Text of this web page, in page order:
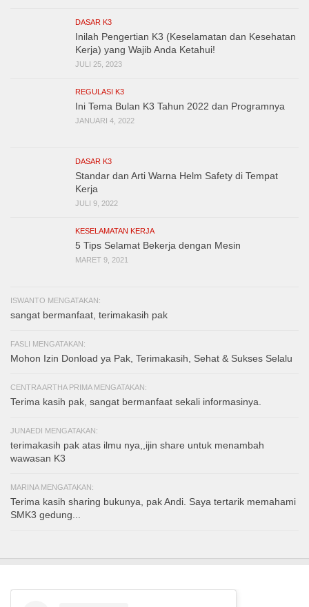
DASAR K3
Inilah Pengertian K3 (Keselamatan dan Kesehatan
Kerja) yang Wajib Anda Ketahui!
JULI 25, 2023
REGULASI K3
Ini Tema Bulan K3 Tahun 2022 dan Programnya
JANUARI 4, 2022
DASAR K3
Standar dan Arti Warna Helm Safety di Tempat
Kerja
JULI 9, 2022
KESELAMATAN KERJA
5 Tips Selamat Bekerja dengan Mesin
MARET 9, 2021
ISWANTO MENGATAKAN:
sangat bermanfaat, terimakasih pak
FASLI MENGATAKAN:
Mohon Izin Donload ya Pak, Terimakasih, Sehat & Sukses Selalu
CENTRA ARTHA PRIMA MENGATAKAN:
Terima kasih pak, sangat bermanfaat sekali informasinya.
JUNAEDI MENGATAKAN:
terimakasih pak atas ilmu nya,,ijin share untuk menambah
wawasan K3
MARINA MENGATAKAN:
Terima kasih sharing bukunya, pak Andi. Saya tertarik memahami
SMK3 gedung...